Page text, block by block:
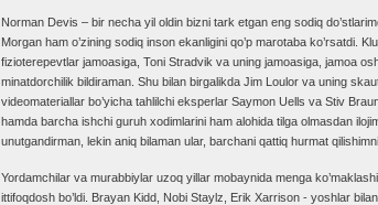
Norman Devis – bir necha yil oldin bizni tark etgan eng sodiq
Morgan ham o’zining sodiq inson ekanligini qo’p marotaba ko’rsatdi.
fizioterepevtlar jamoasiga, Toni Stradvik va uning jamoasiga, jamoa
minatdorchilik bildiraman. Shu bilan birgalikda Jim Loulor va uning
videomateriallar bo’yicha tahlilchi eksperlar Saymon Uells va Stiv
hamda barcha ishchi guruh xodimlarini ham alohida tilga olmasdan
unutgandirman, lekin aniq bilaman ular, barchani qattiq hurmat
Yordamchilar va murabbiylar uzoq yillar mobaynida menga
ittifoqdosh bo’ldi. Brayan Kidd, Nobi Staylz, Erik Xarrison - yoshlar